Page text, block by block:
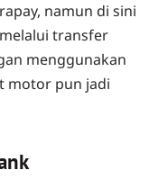
namun di sini
transfer
menggunakan
motor pun jadi